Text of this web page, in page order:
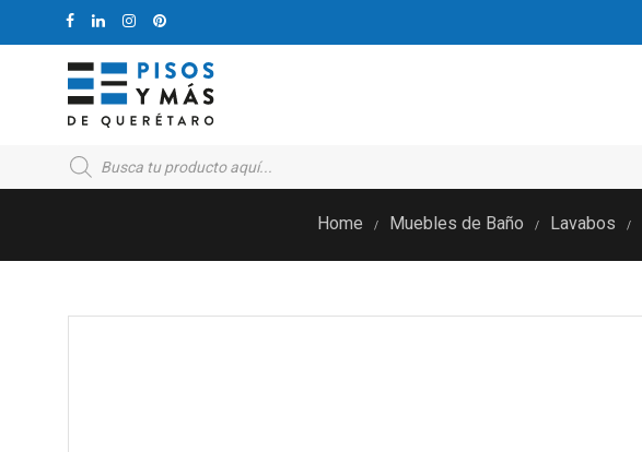
Products
search
Home / Muebles de Baño / Lavabos /